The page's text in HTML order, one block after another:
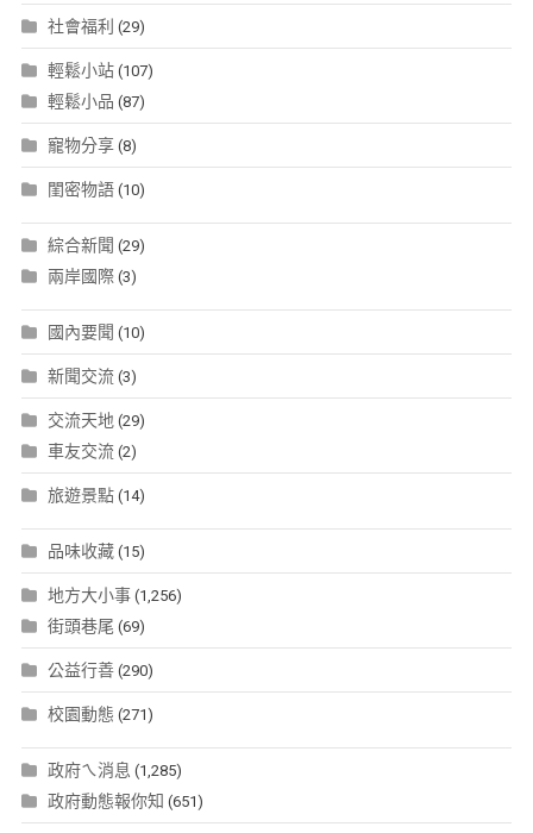
社會福利 (29)
輕鬆小站(107)
輕鬆小品 (87)
寵物分享(8)
閨密物語(10)
綜合新聞 (29)
兩岸國際(3)
國內要聞 (10)
新聞交流(3)
交流天地 (29)
車友交流(2)
旅遊景點(14)
品味收藏(15)
地方大小事(1,256)
街頭巷尾 (69)
公益行善(290)
校園動態 (271)
政府ㄟ消息 (1,285)
政府動態報你知 (651)